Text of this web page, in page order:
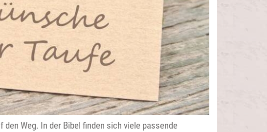
Weg. In der Bibel finden sich viele passende